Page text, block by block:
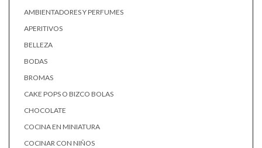
AMBIENTADORES Y PERFUMES
APERITIVOS
BELLEZA
BODAS
BROMAS
CAKE POPS O BIZCO BOLAS
CHOCOLATE
COCINA EN MINIATURA
COCINAR CON NIÑOS